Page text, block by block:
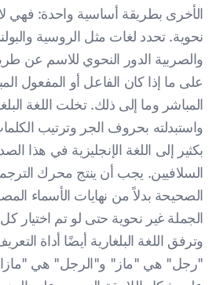
الأخرى بطريقة أساسية واحدة: فهي
نحوية. تحدد لغات مثل الروسية
والصربية الدور النحوي للاسم عن طريق
على ما إذا كان الفاعل أو المفعول
المباشر وما إلى ذلك. تخلت اللغة
واستبدلته بحروف الجر وترتيب
بكثير إلى اللغة الإنجليزية في هذا
السلافيين. يجب أن ينتج محرك
الصحيحة بدلاً من نهايات الأسماء
الجملة غير نحوية حتى لو تم
وترفق اللغة البلغارية أيضًا أداة
"رجل" هي "ماز" و"الرجل" هي